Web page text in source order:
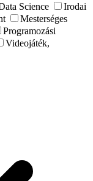
Science
Irodai
Mesterséges
Programozási
Videojáték,